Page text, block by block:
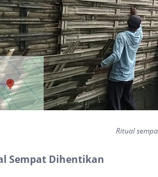
Ritual
Sempat Dihentikan